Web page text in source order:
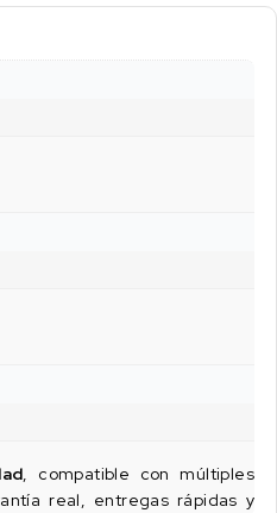
, compatible con múltiples
real, entregas rápidas y